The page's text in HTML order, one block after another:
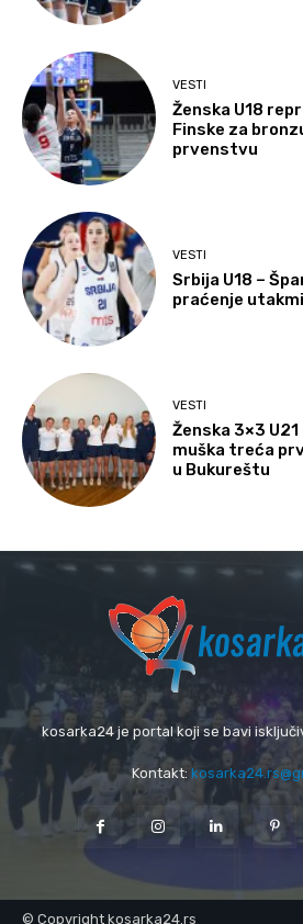
VESTI
Ženska U18
Finske za
prvenstvu
VESTI
Srbija U18 –
praćenje
VESTI
Ženska 3×3
muška treća
u Bukureštu
kosarka24 je portal koji se bavi
Kontakt:
© Copyright kosarka24.rs